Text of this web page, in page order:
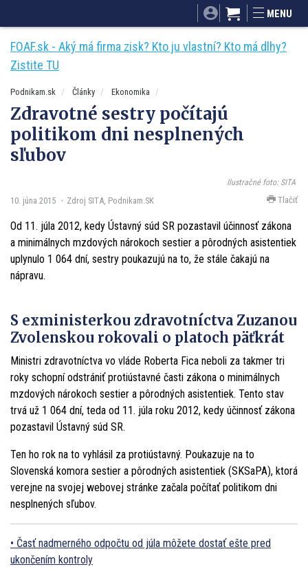
Mnamky-recepty.sk
MENU
FOAF.sk - Aký má firma zisk? Kto ju vlastní? Kto má dlhy?
Zistite TU
Podnikam.sk Články Ekonomika
Zdravotné sestry počítajú
politikom dni nesplnených
sľubov
Ilustračné foto: SITA
10. júna 2015 Zdroj SITA, Podnikam.SK Tlačiť
Od 11. júla 2012, kedy Ústavný súd SR pozastavil účinnosť zákona
a minimálnych mzdových nárokoch sestier a pôrodných asistentiek
uplynulo 1 064 dní, sestry poukazujú na to, že stále čakajú na
nápravu.
S exministerkou zdravotníctva Zuzanou
Zvolenskou rokovali o platoch päťkrát
Ministri zdravotníctva vo vláde Roberta Fica neboli za takmer tri
roky schopní odstrániť protiústavné časti zákona o minimálnych
mzdových nárokoch sestier a pôrodných asistentiek. Tento stav
trvá už 1 064 dní, teda od 11. júla roku 2012, kedy účinnosť zákona
pozastavil Ústavný súd SR.
Ten ho rok na to vyhlásil za protiústavný. Poukazuje na to
Slovenská komora sestier a pôrodných asistentiek (SKSaPA), ktorá
verejne na svojej webovej stránke začala počítať politikom dni
nesplnených sľubov.
Časť nadmerného odpočtu od júla môžete dostať ešte pred
ukončením kontroly